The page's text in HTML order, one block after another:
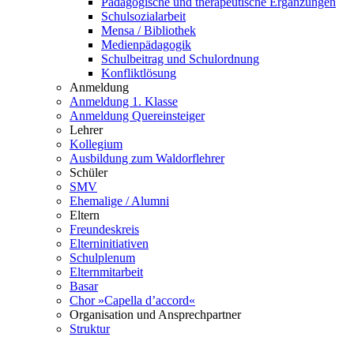
Schulsozialarbeit
Mensa / Bibliothek
Medienpädagogik
Schulbeitrag und Schulordnung
Konfliktlösung
Anmeldung
Anmeldung 1. Klasse
Anmeldung Quereinsteiger
Lehrer
Kollegium
Ausbildung zum Waldorflehrer
Schüler
SMV
Ehemalige / Alumni
Eltern
Freundeskreis
Elterninitiativen
Schulplenum
Elternmitarbeit
Basar
Chor »Capella d’accord«
Organisation und Ansprechpartner
Struktur